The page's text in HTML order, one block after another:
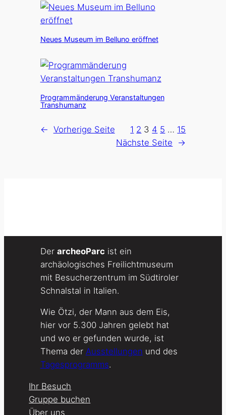
Neues Museum im Belluno eröffnet
Programmänderung Veranstaltungen
Transhumanz
← Vorherige Seite 1 2 3 4 5 … 15
Nächste Seite
→
Der archeoParc ist ein
archäologisches Freilichtmuseum
mit Besucherzentrum im Südtiroler
Schnalstal in Italien.
Wie Ötzi, der Mann aus dem Eis,
hier vor 5.300 Jahren gelebt hat
und wo er gefunden wurde, ist
Thema der Ausstellungen und des
Tagesprogramms.
Ihr Besuch
Gruppe buchen
Über uns